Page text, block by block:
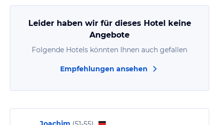
Leider haben wir für dieses Hotel keine
Angebote
Folgende Hotels könnten Ihnen auch gefallen
Empfehlungen ansehen